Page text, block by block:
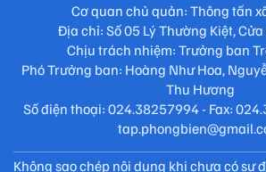
Cơ quan chủ quản: Thông tấn
Địa chỉ: Số 05 Lý Thường Kiệt,
Chịu trách nhiệm: Trưởng ban
Phó Trưởng ban: Hoàng Như Hoa,
Thu Hương
Số điện thoại: 024.38257994 - Fax:
Không sao chép nội dung khi chưa có sự